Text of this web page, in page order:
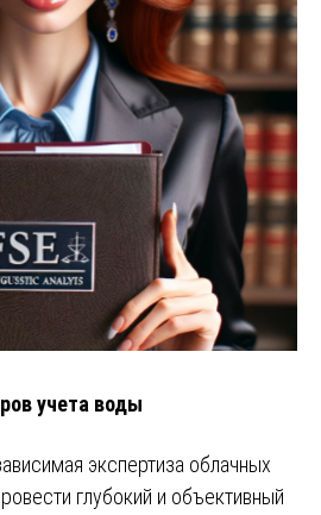
учета воды
экспертиза облачных
глубокий и объективный